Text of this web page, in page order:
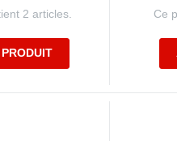
2 articles. Ce